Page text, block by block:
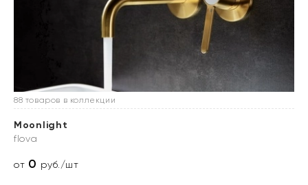
88 товаров в коллекции
Moonlight
flova
от 0 руб./шт